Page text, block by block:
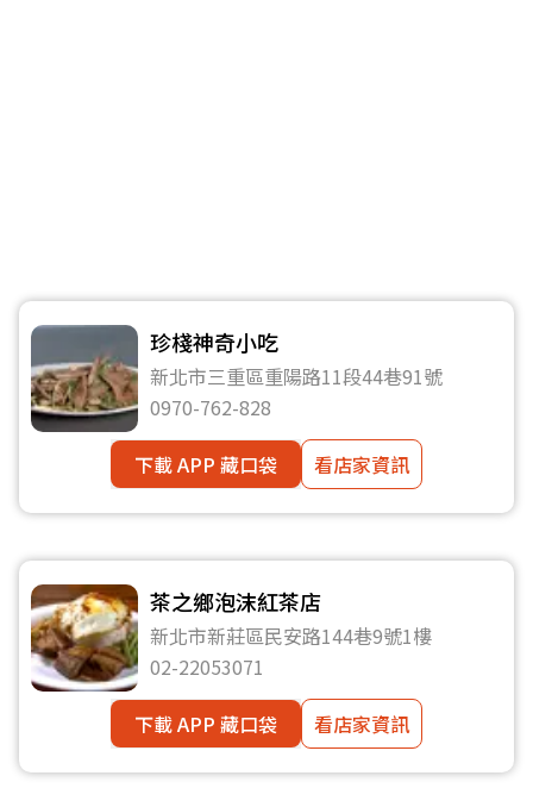
珍棧神奇小吃
新北市三重區重陽路11段44巷91號
0970-762-828
下載 APP 藏口袋
看店家資訊
茶之鄉泡沫紅茶店
新北市新莊區民安路144巷9號1樓
02-22053071
下載 APP 藏口袋
看店家資訊